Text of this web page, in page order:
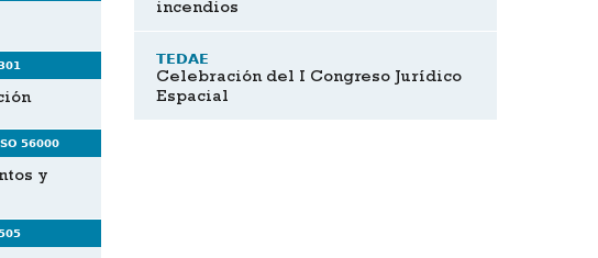
incendios
TEDAE
Celebración del I Congreso Jurídico
Espacial
56000
y